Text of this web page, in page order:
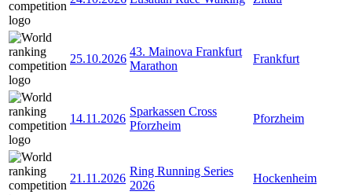
25.10.2026
43. Mainova Frankfurt
Marathon
Frankfurt
14.11.2026
Sparkassen Cross
Pforzheim
Pforzheim
21.11.2026
Ring Running Series
2026
Hockenheim